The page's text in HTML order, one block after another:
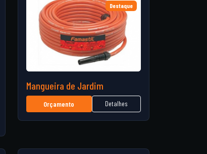
Destaque
Mangueira de Jardim
Orçamento Detalhes